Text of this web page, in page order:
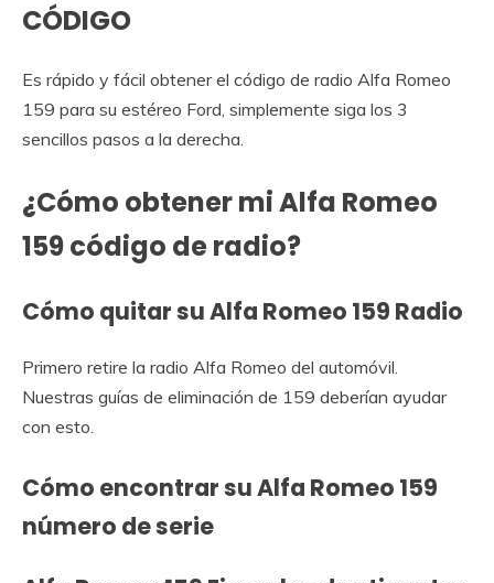
CÓDIGO
Es rápido y fácil obtener el código de radio Alfa Romeo
159 para su estéreo Ford, simplemente siga los 3
sencillos pasos a la derecha.
¿Cómo obtener mi Alfa Romeo
159 código de radio?
Cómo quitar su Alfa Romeo 159 Radio
Primero retire la radio Alfa Romeo del automóvil.
Nuestras guías de eliminación de 159 deberían ayudar
con esto.
Cómo encontrar su Alfa Romeo 159
número de serie